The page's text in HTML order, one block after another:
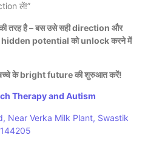
लें!”
तरह है – बस उसे सही direction और
hidden potential को unlock करने में
के bright future की शुरुआत करें!
Therapy and Autism
Near Verka Milk Plant, Swastik